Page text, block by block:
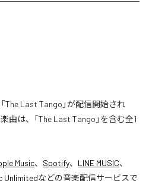
The Last Tango」が配信開始され
曲は、「The Last Tango」を含む全1
Music、 Spotify、 LINE MUSIC、
Unlimitedなどの音楽配信サービスで